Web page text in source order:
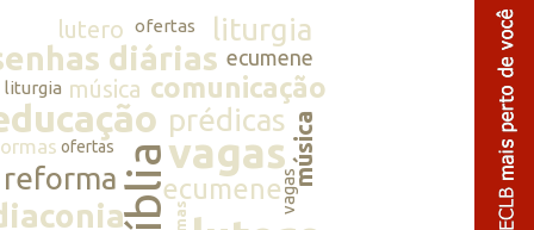
lutero ofertas liturgia
diárias ecumene
liturgia música comunicação
prédicasmúsica
ofertasbíbliavagas
reforma ecumenevagas